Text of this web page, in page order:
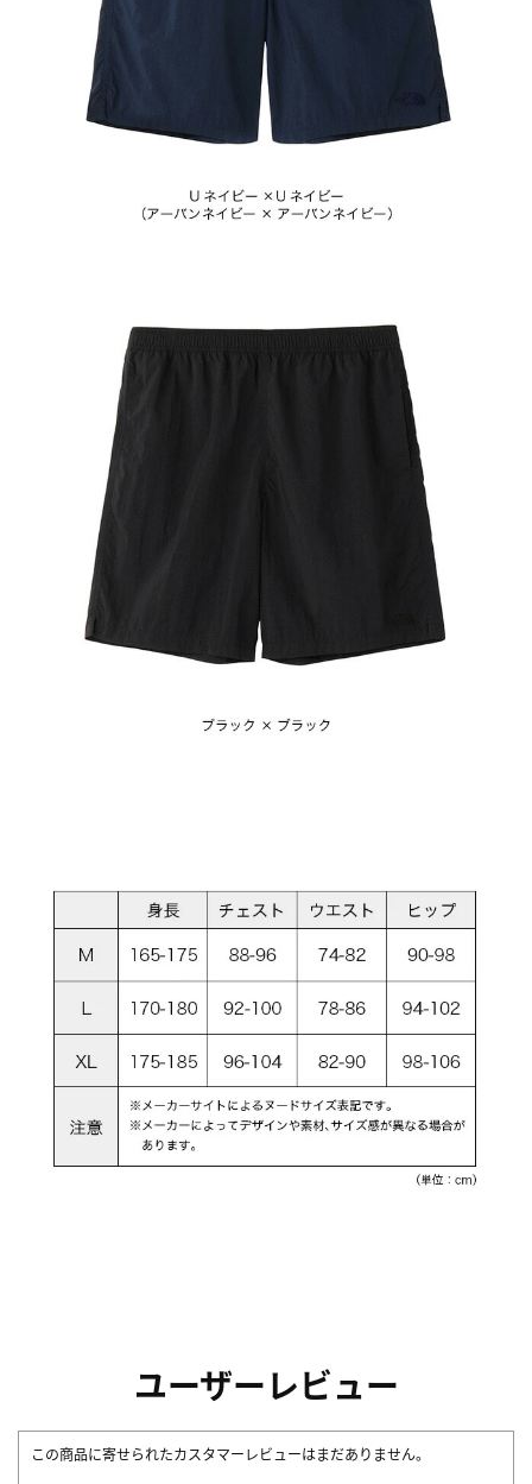
ユーザーレビュー
この商品に寄せられたカスタマーレビューはまだありません。